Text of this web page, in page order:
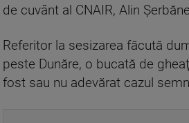
de cuvânt al CNAIR, Alin
Referitor la sesizarea făcută
peste Dunăre, o bucată de
fost sau nu adevărat cazul